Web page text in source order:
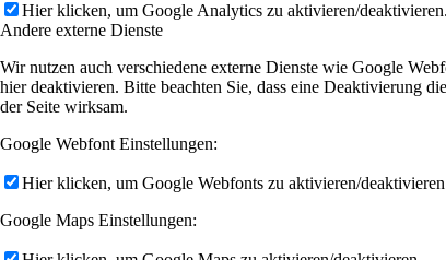
Hier klicken, um Google Analytics zu aktivieren/deaktivieren.
Andere externe Dienste
Wir nutzen auch verschiedene externe Dienste wie Google
hier deaktivieren. Bitte beachten Sie, dass eine Deaktivierung
der Seite wirksam.
Google Webfont Einstellungen:
Hier klicken, um Google Webfonts zu aktivieren/
Google Maps Einstellungen: